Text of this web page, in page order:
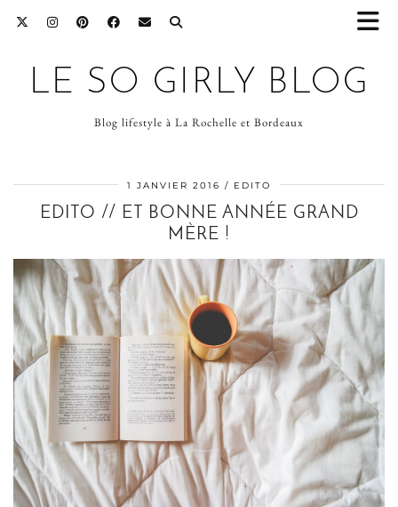
LE SO GIRLY BLOG
Blog lifestyle à La Rochelle et Bordeaux
1 JANVIER 2016 EDITO
EDITO // ET BONNE ANNÉE GRAND
MÈRE !